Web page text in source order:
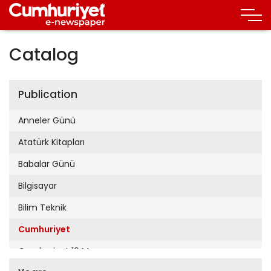
Catalog
Publication
Anneler Günü
Atatürk Kitapları
Babalar Günü
Bilgisayar
Bilim Teknik
Cumhuriyet
Cumhuriyet 19 Mayıs